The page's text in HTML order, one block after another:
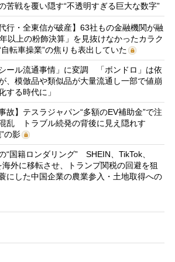
戦を覆い隠す“不透明すぎる巨大な数字”
行・全東信が破産】63社もの金融機関が融
以上の粉飾決算」を見抜けなかったカラク
転車操業”の焦りも表出していた
ール流通事情」に変調 「ボンドロ」は依
、模倣品や類似品が大量流通し一部で値崩
る時代に」
故】テスラジャパン“多額のEV補助金”で注
乱 トラブル続発の背後に見え隠れす
の影
“国籍ロンダリング” SHEIN、TikTok、
外に移転させ、トランプ関税の回避を狙
にした中国企業の農業参入・土地取得への